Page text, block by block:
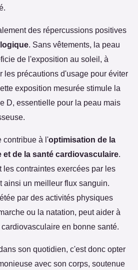
des répercussions positives
. Sans vêtements, la peau
de l'exposition au soleil, à
les précautions d'usage pour éviter
exposition mesurée stimule la
D, essentielle pour la peau mais
contribue à l'optimisation de la
de la santé cardiovasculaire.
les contraintes exercées par les
ainsi un meilleur flux sanguin.
par des activités physiques
ou la natation, peut aider à
en bonne santé.
son quotidien, c'est donc opter
avec son corps, soutenue